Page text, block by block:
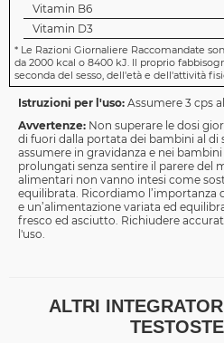
Vitamin B6
Vitamin D3
* Le Razioni Giornaliere Raccomandate
da 2000 kcal o 8400 kJ. Il proprio
seconda del sesso, dell'età e dell'attività
Istruzioni per l'uso: Assumere 3 cps
Avvertenze: Non superare le dosi
di fuori dalla portata dei bambini al di
assumere in gravidanza e nei
prolungati senza sentire il parere del
alimentari non vanno intesi come
equilibrata. Ricordiamo l’importanza
e un’alimentazione variata ed
fresco ed asciutto. Richiudere
l'uso.
ALTRI